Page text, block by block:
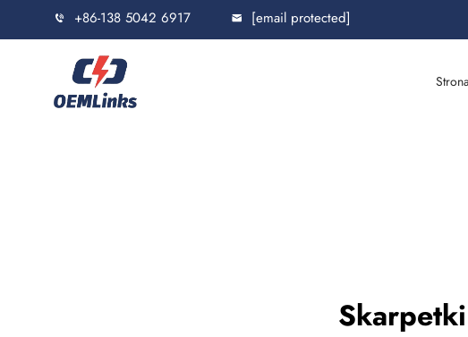
+86-138 5042 6917 [email protected]